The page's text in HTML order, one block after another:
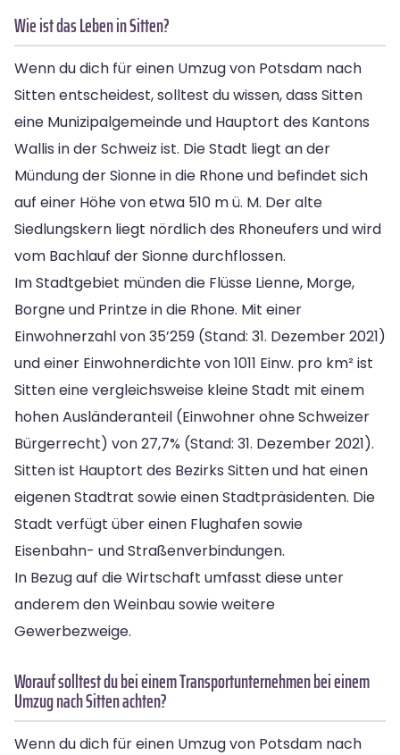
Wie ist das Leben in Sitten?
Wenn du dich für einen Umzug von Potsdam nach
Sitten entscheidest, solltest du wissen, dass Sitten
eine Munizipalgemeinde und Hauptort des Kantons
Wallis in der Schweiz ist. Die Stadt liegt an der
Mündung der Sionne in die Rhone und befindet sich
auf einer Höhe von etwa 510 m ü. M. Der alte
Siedlungskern liegt nördlich des Rhoneufers und wird
vom Bachlauf der Sionne durchflossen.
Im Stadtgebiet münden die Flüsse Lienne, Morge,
Borgne und Printze in die Rhone. Mit einer
Einwohnerzahl von 35’259 (Stand: 31. Dezember 2021)
und einer Einwohnerdichte von 1011 Einw. pro km² ist
Sitten eine vergleichsweise kleine Stadt mit einem
hohen Ausländeranteil (Einwohner ohne Schweizer
Bürgerrecht) von 27,7% (Stand: 31. Dezember 2021).
Sitten ist Hauptort des Bezirks Sitten und hat einen
eigenen Stadtrat sowie einen Stadtpräsidenten. Die
Stadt verfügt über einen Flughafen sowie
Eisenbahn- und Straßenverbindungen.
In Bezug auf die Wirtschaft umfasst diese unter
anderem den Weinbau sowie weitere
Gewerbezweige.
Worauf solltest du bei einem Transportunternehmen bei einem
Umzug nach Sitten achten?
Wenn du dich für einen Umzug von Potsdam nach